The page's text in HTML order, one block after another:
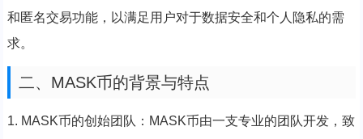
和匿名交易功能，以满足用户对于数据安全和个人隐私的需
求。
二、MASK币的背景与特点
1. MASK币的创始团队：MASK币由一支专业的团队开发，致